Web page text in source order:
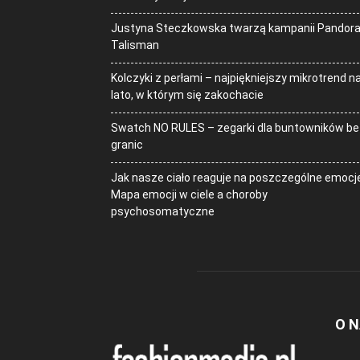
Justyna Steczkowska twarzą kampanii Pandora
Talisman
Kolczyki z perłami – najpiękniejszy mikrotrend na
lato, w którym się zakochacie
Swatch NO RULES – zegarki dla buntowników
granic
Jak nasze ciało reaguje na poszczególne
Mapa emocji w ciele a choroby
psychosomatyczne
O